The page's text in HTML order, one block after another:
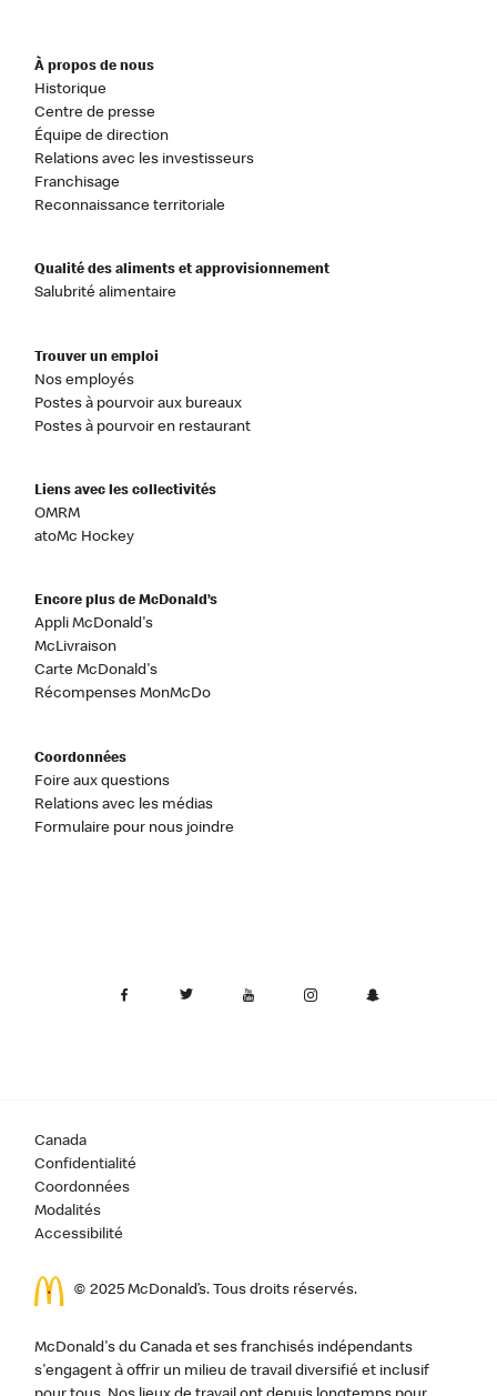
À propos de nous
Historique
Centre de presse
Équipe de direction
Relations avec les investisseurs
Franchisage
Reconnaissance territoriale
Qualité des aliments et approvisionnement
Salubrité alimentaire
Trouver un emploi
Nos employés
Postes à pourvoir aux bureaux
Postes à pourvoir en restaurant
Liens avec les collectivités
OMRM
atoMc Hockey
Encore plus de McDonald’s
Appli McDonald's
McLivraison
Carte McDonald's
Récompenses MonMcDo
Coordonnées
Foire aux questions
Relations avec les médias
Formulaire pour nous joindre
Canada
Confidentialité
Coordonnées
Modalités
Accessibilité
© 2025 McDonald’s. Tous droits réservés.
McDonald's du Canada et ses franchisés indépendants
s'engagent à offrir un milieu de travail diversifié et inclusif